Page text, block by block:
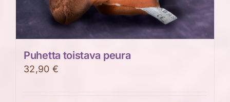
Puhetta toistava peura
32,90 €